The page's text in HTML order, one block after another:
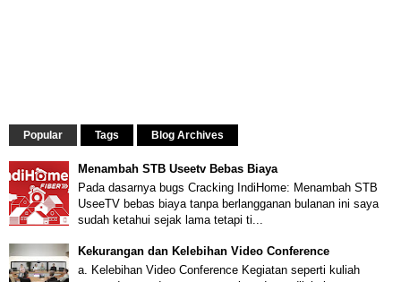
Popular Tags Blog Archives
Menambah STB Useetv Bebas Biaya
Pada dasarnya bugs Cracking IndiHome: Menambah STB
UseeTV bebas biaya tanpa berlangganan bulanan ini saya
sudah ketahui sejak lama tetapi ti...
Kekurangan dan Kelebihan Video Conference
a. Kelebihan Video Conference Kegiatan seperti kuliah